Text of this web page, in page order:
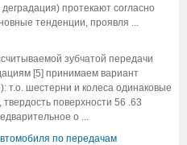
протекают согласно
тенденции, проявля ...
зубчатой передачи
[5] принимаем вариант
т.о. шестерни и колеса одинаковые
поверхности 56 .63
о ...
по передачам